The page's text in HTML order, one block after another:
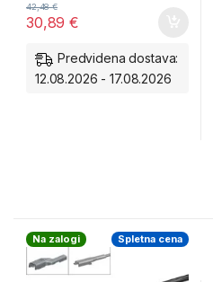
o
f30,89€
42,48€
Predvidena dostava:
12.08.2026 - 17.08.2026
Na zalogi Spletna cena